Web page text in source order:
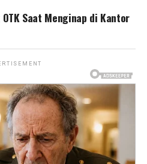
Saat Menginap di Kantor